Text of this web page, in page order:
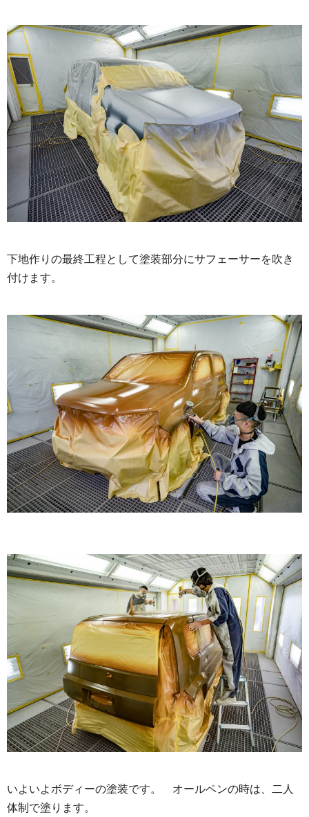
下地作りの最終工程として塗装部分にサフェーサーを吹き
付けます。
いよいよボディーの塗装です。 オールペンの時は、二人
体制で塗ります。